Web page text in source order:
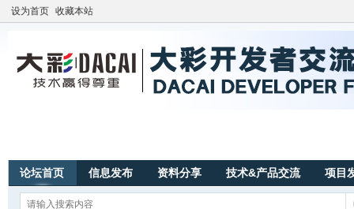
设为首页 收藏本站
论坛首页 信息发布 资料分享 技术&产品交流 项目